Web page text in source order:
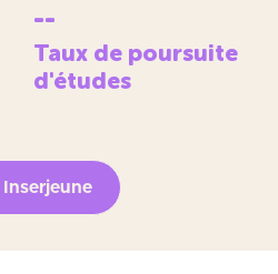
--
Taux de poursuite
d'études
Inserjeune